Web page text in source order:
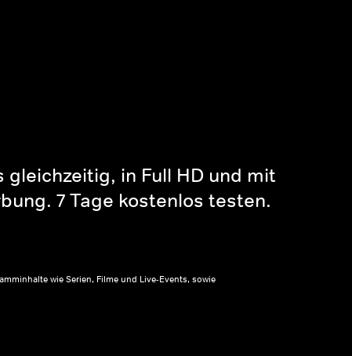
in Full HD und mit
7 Tage kostenlos testen.
wie Serien, Filme und Live-Events, sowie